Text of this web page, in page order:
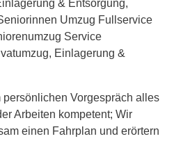
& Entsorgung,
Umzug Fullservice
Service
Einlagerung &
Vorgespräch alles
Arbeiten kompetent; Wir
einen Fahrplan und erörtern